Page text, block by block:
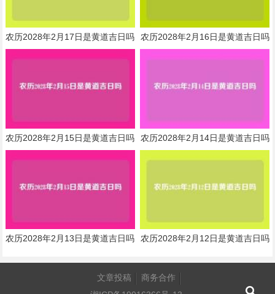
农历2028年2月17日是黄道吉日吗 农历2028年2月16日是黄道吉日吗
农历2028年2月15日是黄道吉日吗 农历2028年2月14日是黄道吉日吗
农历2028年2月13日是黄道吉日吗 农历2028年2月12日是黄道吉日吗
文章投稿
商务合作